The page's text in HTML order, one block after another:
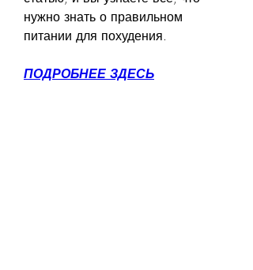
нужно знать о правильном
питании для похудения.
ПОДРОБНЕЕ ЗДЕСЬ